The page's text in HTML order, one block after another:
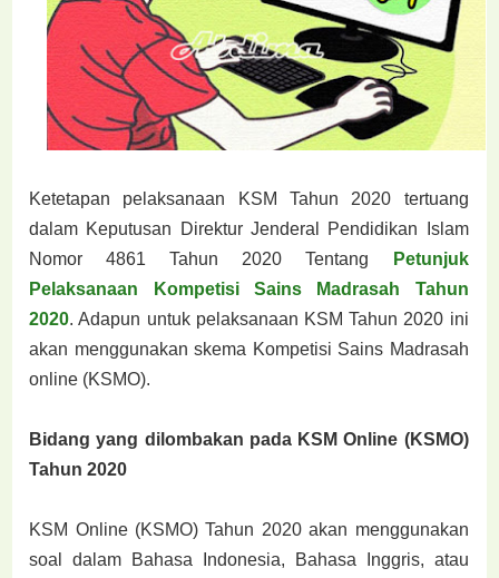
Ketetapan pelaksanaan KSM Tahun 2020 tertuang
dalam Keputusan Direktur Jenderal Pendidikan Islam
Nomor 4861 Tahun 2020 Tentang
Petunjuk
Pelaksanaan Kompetisi Sains Madrasah Tahun
2020. Adapun untuk pelaksanaan KSM Tahun 2020 ini
akan menggunakan skema Kompetisi Sains Madrasah
online (KSMO).
Bidang yang dilombakan pada KSM Online (KSMO)
Tahun 2020
KSM Online (KSMO) Tahun 2020 akan menggunakan
soal dalam Bahasa Indonesia, Bahasa Inggris, atau